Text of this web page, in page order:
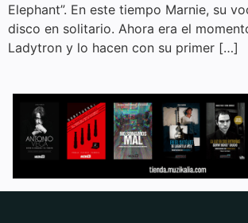
Elephant”. En este tiempo Marnie, su
disco en solitario. Ahora era el
Ladytron y lo hacen con su primer […]